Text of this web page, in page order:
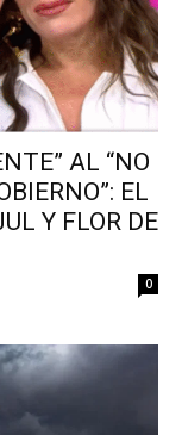
AL “NO
EL
Y FLOR DE
0